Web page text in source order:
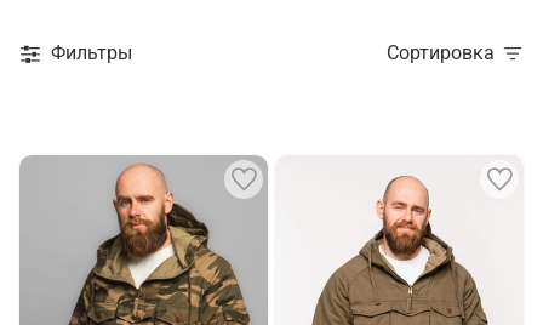
Фильтры Сортировка